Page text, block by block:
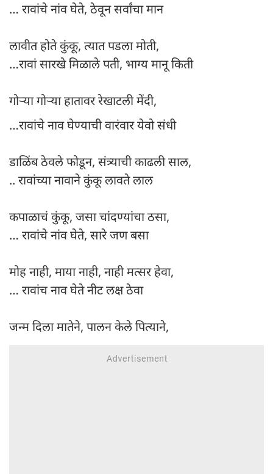
… रावांचे नांव घेते, ठेवून सर्वांचा मान
लावीत होते कुंकू, त्यात पडला मोती,
…रावां सारखे मिळाले पती, भाग्य मानू किती
गोऱ्या गोऱ्या हातावर रेखाटली मेंदी,
…रावांचे नाव घेण्याची वारंवार येवो संधी
डाळिंब ठेवले फोडून, संत्र्याची काढली साल,
.. रावांच्या नावाने कुंकू लावते लाल
कपाळाचं कुंकू, जसा चांदण्यांचा ठसा,
… रावांचे नांव घेते, सारे जण बसा
मोह नाही, माया नाही, नाही मत्सर हेवा,
… रावांच नाव घेते नीट लक्ष ठेवा
जन्म दिला मातेने, पालन केले पित्याने,